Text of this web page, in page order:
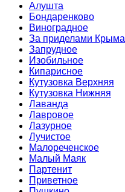
Алушта
Бондаренково
Виноградное
За приделами Крыма
Запрудное
Изобильное
Кипарисное
Кутузовка Верхняя
Кутузовка Нижняя
Лаванда
Лавровое
Лазурное
Лучистое
Малореченское
Малый Маяк
Партенит
Приветное